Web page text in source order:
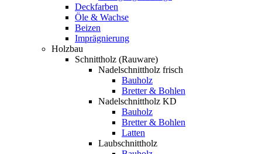
Deckfarben
Öle & Wachse
Beizen
Imprägnierung
Holzbau
Schnittholz (Rauware)
Nadelschnittholz frisch
Bauholz
Bretter & Bohlen
Nadelschnittholz KD
Bauholz
Bretter & Bohlen
Latten
Laubschnittholz